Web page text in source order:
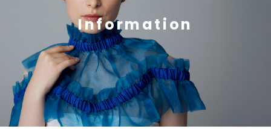
Information
PRODUCTS
WELLBEING REPORT
FOR SALON